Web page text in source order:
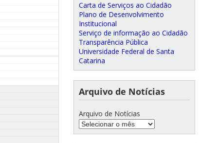
Carta de Serviços ao Cidadão
Plano de Desenvolvimento
Institucional
Serviço de informação ao Cidadão
Transparência Pública
Universidade Federal de Santa
Catarina
Arquivo de Notícias
Arquivo de Notícias